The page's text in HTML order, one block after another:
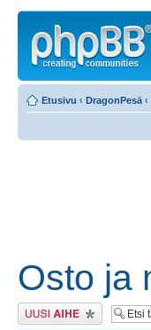
Etusivu ‹ DragonPesä ‹
Osto ja
Lähetä uusi viesti